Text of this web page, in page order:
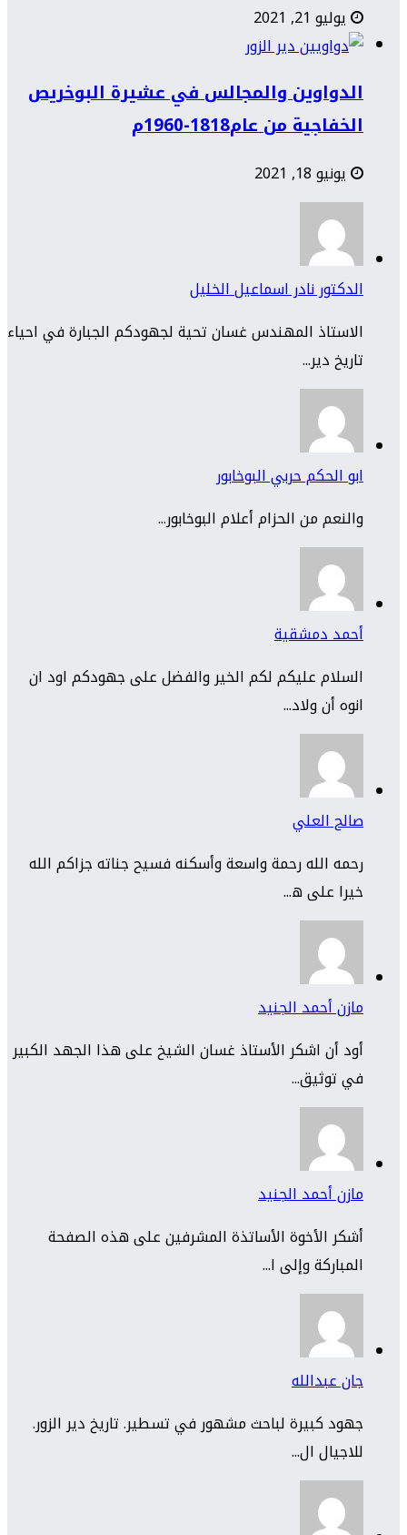
يوليو 21, 2021
الدواوين والمجالس في عشيرة البوخريص
الخفاجية من عام1818-1960م
يونيو 18, 2021
الدكتور نادر اسماعيل الخليل
الاستاذ المهندس غسان تحية لجهودكم الجبارة في احياء
تاريخ دير...
ابو الحكم حربي البوخابور
والنعم من الحزام أعلام البوخابور...
أحمد دمشقية
السلام عليكم لكم الخير والفضل على جهودكم اود ان
انوه أن ولاد...
صالح العلي
رحمه الله رحمة واسعة وأسكنه فسيح جناته جزاكم الله
خيرا على ه...
مازن أحمد الجنيد
أود أن اشكر الأستاذ غسان الشيخ على هذا الجهد الكبير
في توثيق...
مازن أحمد الجنيد
أشكر الأخوة الأساتذة المشرفين على هذه الصفحة
المباركة وإلى ا...
جان عبدالله
جهود كبيرة لباحث مشهور في تسطير. تاريخ دير الزور.
للاجيال ال...